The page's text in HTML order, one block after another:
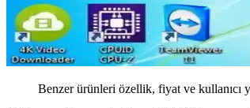
Benzer ürünleri özellik, fiyat ve kullanıcı